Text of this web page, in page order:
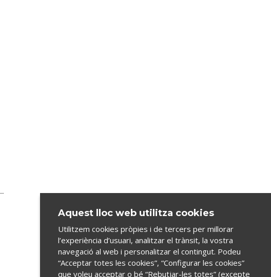
Aquest lloc web utilitza cookies
Utilitzem cookies pròpies i de tercers per millorar
l’experiència d’usuari, analitzar el trànsit, la vostra
navegació al web i personalitzar el contingut. Podeu
“Acceptar totes les cookies”, “Configurar les cookies”
que voleu acceptar o bé “Rebutjar-les totes” (excepte